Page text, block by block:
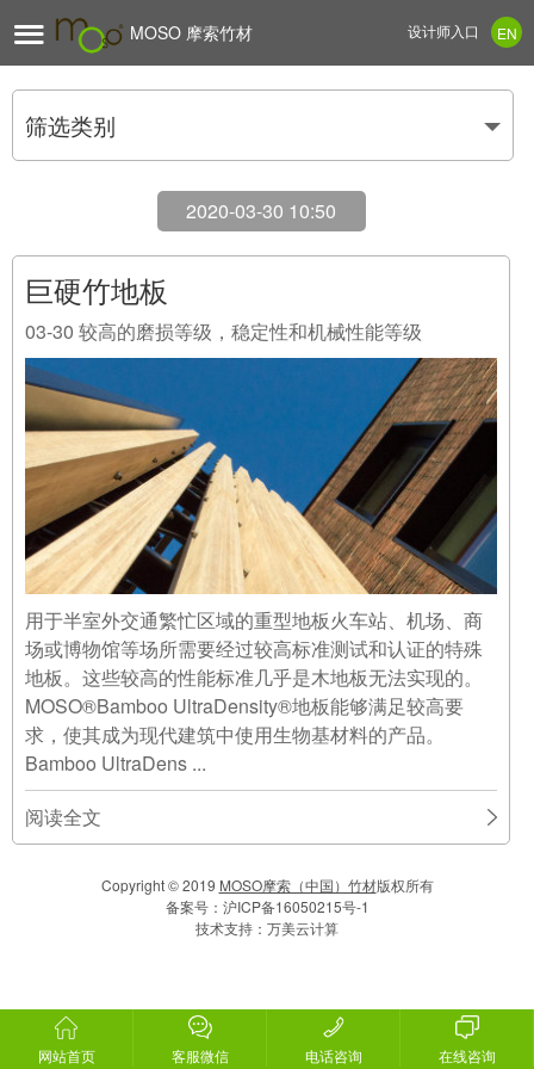
 MOSO 摩索竹材 EN
设计师入口
筛选类别
2020-03-30 10:50
巨硬竹地板
03-30 较高的磨损等级，稳定性和机械性能等级
用于半室外交通繁忙区域的重型地板火车站、机场、商
场或博物馆等场所需要经过较高标准测试和认证的特殊
地板。这些较高的性能标准几乎是木地板无法实现的。
MOSO®Bamboo UltraDensity®地板能够满足较高要
求，使其成为现代建筑中使用生物基材料的产品。
Bamboo UltraDens ...
阅读全文
网站首页 客服微信 电话咨询 在线咨询
Copyright © 2019 MOSO摩索（中国）竹材版权所有
备案号： 沪ICP备16050215号-1
技术支持： 万美云计算